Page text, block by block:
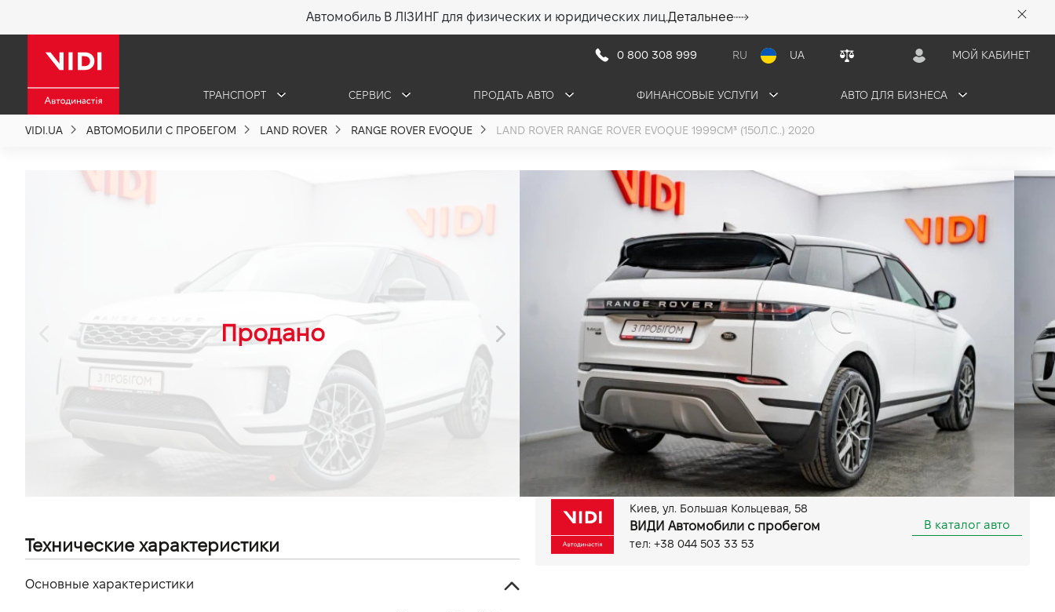
Автомобиль В ЛІЗИНГ для физических и юридических лиц.Детальнее
0 800 308 999 RU UA МОЙ КАБИНЕТ
ТРАНСПОРТ СЕРВИС ПРОДАТЬ АВТО ФИНАНСОВЫЕ УСЛУГИ АВТО ДЛЯ БИЗНЕСА
VIDI.UA АВТОМОБИЛИ С ПРОБЕГОМ LAND ROVER RANGE ROVER EVOQUE LAND ROVER RANGE ROVER EVOQUE 1999СМ³ (150Л.С..) 2020
LAND ROVER RANGE ROVER
EVOQUE
2.0 (150 л.с.) 2020
1 230 000 грн•17 596 грн/мес
ПРОДАНО
141 тыс.км Дизель, 2.0 л Автомат
Антиблокировочная система (ABS)
Бортовий комп'ютер
Вибір режиму руху
Електропривід дзеркал
Запуск двигуна з кнопки
Круїз контроль
Мультифункціональне кермо
Android Auto
Задня камера
Парктронік задній
Парктронік передній
Датчик світла
Киев, ул. Большая Кольцевая, 58
ВИДИ Автомобили с пробегом
тел: +38 044 503 33 53
В каталог авто
Технические характеристики
Основные характеристики
О компании
VIDI Карьера
акціями, послугами та новинками